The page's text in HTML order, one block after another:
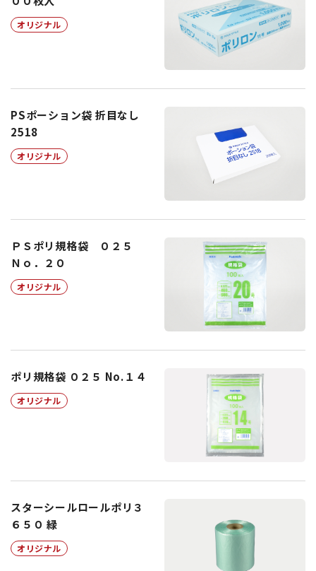
オリジナル
PSポーション袋 折目なし
2518
オリジナル
ＰＳポリ規格袋 ０２５
Ｎｏ．２０
オリジナル
ポリ規格袋 ０２５ No.１４
オリジナル
スターシールロールポリ３
６５０ 緑
オリジナル